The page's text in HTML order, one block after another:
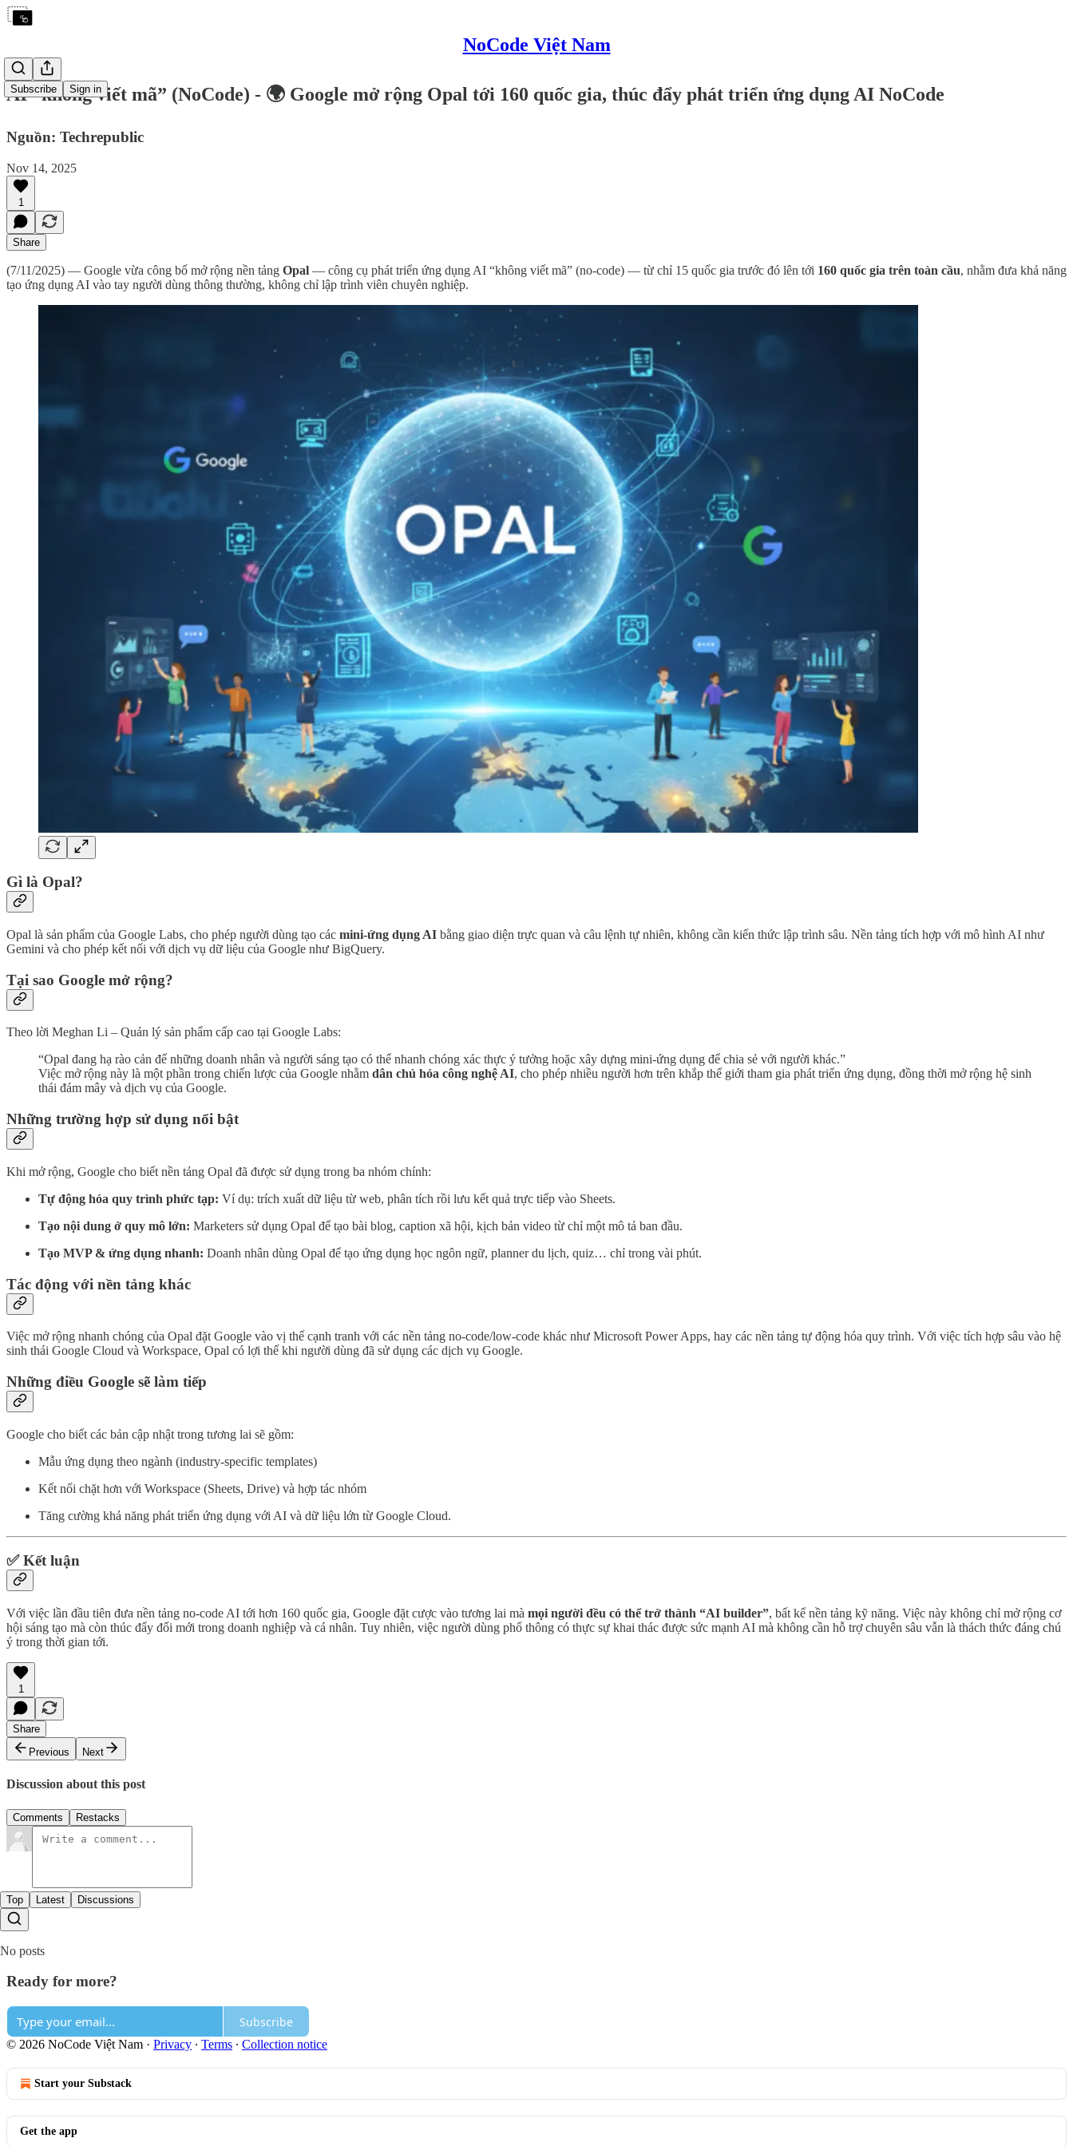
NoCode Việt Nam
Subscribe Sign in
AI “không viết mã” (NoCode) - 🌍 Google mở rộng Opal tới 160 quốc gia, thúc đẩy phát triển ứng dụng AI NoCode
Nguồn: Techrepublic
Nov 14, 2025
1
Share
(7/11/2025) — Google vừa công bố mở rộng nền tảng Opal — công cụ phát triển ứng dụng AI “không viết mã” (no-code) — từ chỉ 15 quốc gia trước đó lên tới 160 quốc gia trên toàn cầu, nhằm đưa khả năng
tạo ứng dụng AI vào tay người dùng thông thường, không chỉ lập trình viên chuyên nghiệp.
Gì là Opal?
Opal là sản phẩm của Google Labs, cho phép người dùng tạo các mini-ứng dụng AI bằng giao diện trực quan và câu lệnh tự nhiên, không cần kiến thức lập trình sâu. Nền tảng tích hợp với mô hình AI như
Gemini và cho phép kết nối với dịch vụ dữ liệu của Google như BigQuery.
Tại sao Google mở rộng?
Theo lời Meghan Li – Quản lý sản phẩm cấp cao tại Google Labs:
“Opal đang hạ rào cản để những doanh nhân và người sáng tạo có thể nhanh chóng xác thực ý tưởng hoặc xây dựng mini-ứng dụng để chia sẻ với người khác.”
Việc mở rộng này là một phần trong chiến lược của Google nhằm dân chủ hóa công nghệ AI, cho phép nhiều người hơn trên khắp thế giới tham gia phát triển ứng dụng, đồng thời mở rộng hệ sinh
thái đám mây và dịch vụ của Google.
Những trường hợp sử dụng nổi bật
Khi mở rộng, Google cho biết nền tảng Opal đã được sử dụng trong ba nhóm chính:
Tự động hóa quy trình phức tạp: Ví dụ: trích xuất dữ liệu từ web, phân tích rồi lưu kết quả trực tiếp vào Sheets.
Tạo nội dung ở quy mô lớn: Marketers sử dụng Opal để tạo bài blog, caption xã hội, kịch bản video từ chỉ một mô tả ban đầu.
Tạo MVP & ứng dụng nhanh: Doanh nhân dùng Opal để tạo ứng dụng học ngôn ngữ, planner du lịch, quiz… chỉ trong vài phút.
Tác động với nền tảng khác
Việc mở rộng nhanh chóng của Opal đặt Google vào vị thế cạnh tranh với các nền tảng no-code/low-code khác như Microsoft Power Apps, hay các nền tảng tự động hóa quy trình. Với việc tích hợp sâu vào hệ
sinh thái Google Cloud và Workspace, Opal có lợi thế khi người dùng đã sử dụng các dịch vụ Google.
Những điều Google sẽ làm tiếp
Google cho biết các bản cập nhật trong tương lai sẽ gồm:
Mẫu ứng dụng theo ngành (industry-specific templates)
Kết nối chặt hơn với Workspace (Sheets, Drive) và hợp tác nhóm
Tăng cường khả năng phát triển ứng dụng với AI và dữ liệu lớn từ Google Cloud.
✅ Kết luận
Với việc lần đầu tiên đưa nền tảng no-code AI tới hơn 160 quốc gia, Google đặt cược vào tương lai mà mọi người đều có thể trở thành “AI builder”, bất kể nền tảng kỹ năng. Việc này không chỉ mở rộng cơ
hội sáng tạo mà còn thúc đẩy đổi mới trong doanh nghiệp và cá nhân. Tuy nhiên, việc người dùng phổ thông có thực sự khai thác được sức mạnh AI mà không cần hỗ trợ chuyên sâu vẫn là thách thức đáng chú
ý trong thời gian tới.
1
Share
Previous
Next
Discussion about this post
Comments Restacks
Top Latest Discussions
No posts
Ready for more?
Subscribe
© 2026 NoCode Việt Nam · Privacy ∙ Terms ∙ Collection notice
Start your Substack
Get the app